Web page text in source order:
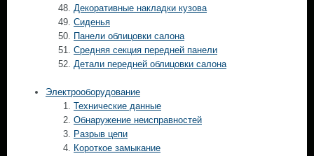
Декоративные накладки кузова
Сиденья
Панели облицовки салона
Средняя секция передней панели
Детали передней облицовки салона
Электрооборудование
Технические данные
Обнаружение неисправностей
Разрыв цепи
Короткое замыкание